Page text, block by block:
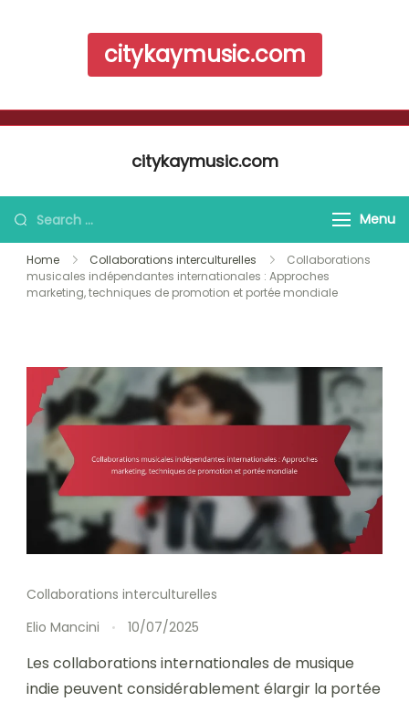
citykaymusic.com
citykaymusic.com
Search for: Menu
Home Collaborations interculturelles
Collaborations
musicales indépendantes internationales : Approches
marketing, techniques de promotion et portée mondiale
Collaborations interculturelles
Elio Mancini
10/07/2025
Les collaborations internationales de musique
indie peuvent considérablement élargir la portée